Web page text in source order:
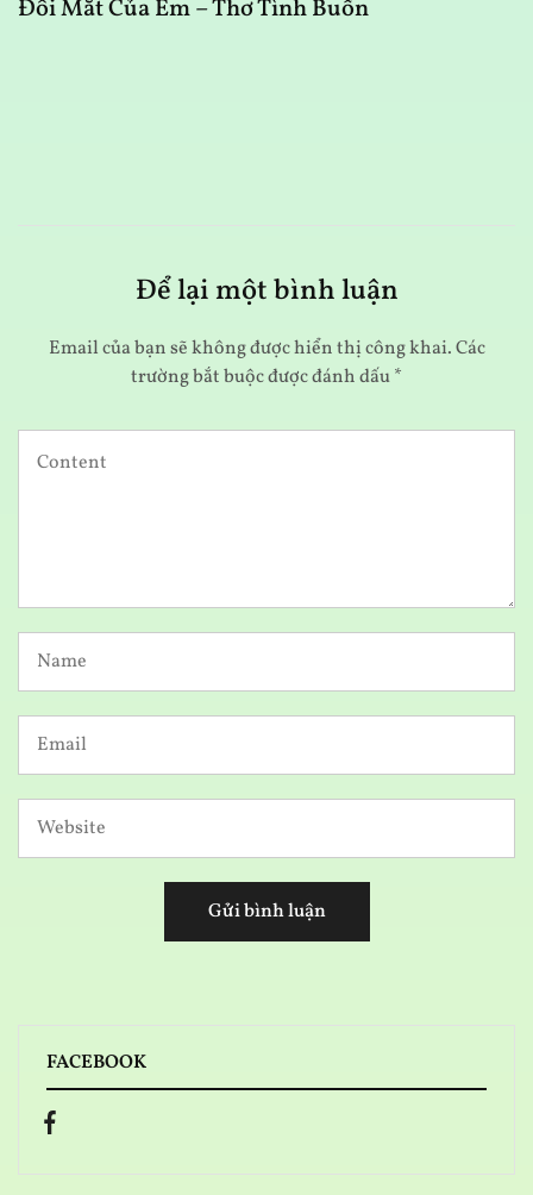
Đôi Mắt Của Em – Thơ Tình Buồn
Để lại một bình luận
Email của bạn sẽ không được hiển thị công khai.Các
trường bắt buộc được đánh dấu*
FACEBOOK